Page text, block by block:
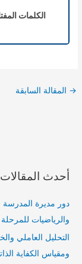
الكلمات
→ المقالة السابقة
أحدث المقالات
دور مديرة المدرسة
والرياضيات
التحليل العاملي
ومقياس الكفاية